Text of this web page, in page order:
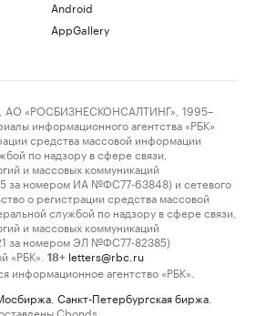
Android
AppGallery
«РОСБИЗНЕСКОНСАЛТИНГ», 1995–
информационного агентства «РБК»
средства массовой информации
по надзору в сфере связи,
и массовых коммуникаций
за номером ИА №ФС77-63848) и сетевого
о регистрации средства массовой
службой по надзору в сфере связи,
и массовых коммуникаций
за номером ЭЛ №ФС77-82385)
«РБК».
18+ letters@rbc.ru
информационное агентство «РБК».
Санкт-Петербургская биржа
Cbonds.